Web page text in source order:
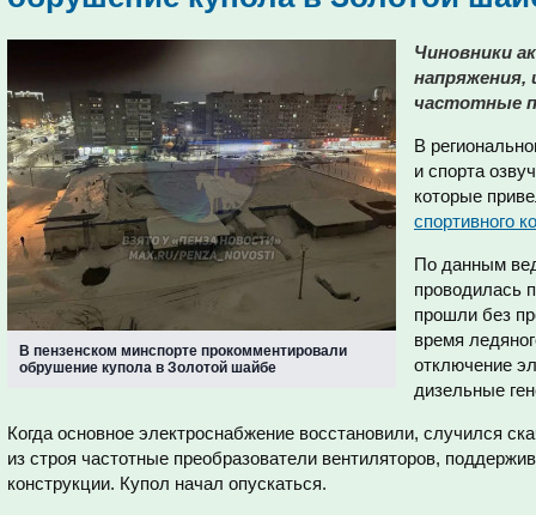
В пензенском минспорте прокомментировали
обрушение купола в Золотой шайбе
Чиновники
напряжения,
частотные
В
и спорта
которые
спортивного
По данным
проводилась
прошли без
время
отключение
дизельные
Когда основное электроснабжение восстановили, случился
из строя частотные преобразователи вентиляторов,
конструкции. Купол начал опускаться.